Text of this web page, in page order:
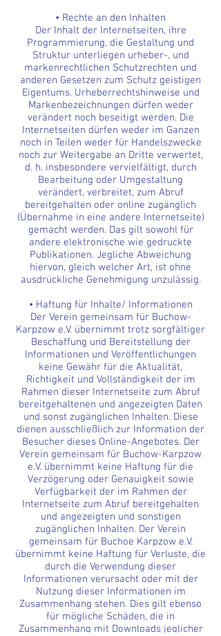
• Rechte an den Inhalten
Der Inhalt der Internetseiten, ihre
Programmierung, die Gestaltung und
Struktur unterliegen urheber-, und
markenrechtlichen Schutzrechten und
anderen Gesetzen zum Schutz geistigen
Eigentums. Urheberrechtshinweise und
Markenbezeichnungen dürfen weder
verändert noch beseitigt werden. Die
Internetseiten dürfen weder im Ganzen
noch in Teilen weder für Handelszwecke
noch zur Weitergabe an Dritte verwertet,
d. h. insbesondere vervielfältigt, durch
Bearbeitung oder Umgestaltung
verändert, verbreitet, zum Abruf
bereitgehalten oder online zugänglich
(Übernahme in eine andere Internetseite)
gemacht werden. Das gilt sowohl für
andere elektronische wie gedruckte
Publikationen. Jegliche Abweichung
hiervon, gleich welcher Art, ist ohne
ausdrückliche Genehmigung unzulässig.
• Haftung für Inhalte/ Informationen
Der Verein gemeinsam für Buchow-
Karpzow e.V. übernimmt trotz sorgfältiger
Beschaffung und Bereitstellung der
Informationen und Veröffentlichungen
keine Gewähr für die Aktualität,
Richtigkeit und Vollständigkeit der im
Rahmen dieser Internetseite zum Abruf
bereitgehaltenen und angezeigten Daten
und sonst zugänglichen Inhalten. Diese
dienen ausschließlich zur Information der
Besucher dieses Online-Angebotes. Der
Verein gemeinsam für Buchow-Karpzow
e.V. übernimmt keine Haftung für die
Verzögerung oder Genauigkeit sowie
Verfügbarkeit der im Rahmen der
Internetseite zum Abruf bereitgehalten
und angezeigten und sonstigen
zugänglichen Inhalten. Der Verein
gemeinsam für Buchoe Karpzow e.V.
übernimmt keine Haftung für Verluste, die
durch die Verwendung dieser
Informationen verursacht oder mit der
Nutzung dieser Informationen im
Zusammenhang stehen. Dies gilt ebenso
für mögliche Schäden, die in
Zusammenhang mit Downloads jeglicher